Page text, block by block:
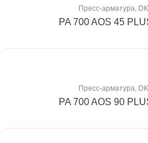
Пресс-арматура,
PA 700 AOS 45
Пресс-арматура,
PA 700 AOS 90